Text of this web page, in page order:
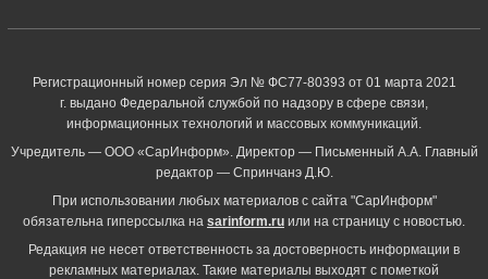
Регистрационный номер серия Эл № ФС77-80393 от 01 марта 2021
г. выдано Федеральной службой по надзору в сфере связи,
информационных технологий и массовых коммуникаций.
Учредитель — ООО «СарИнформ». Директор — Письменный А.А. Главный
редактор — Спринчанэ Д.Ю.
При использовании любых материалов с сайта "СарИнформ"
обязательна гиперссылка на sarinform.ru или на страницу с новостью.
Редакция не несет ответственность за достоверность информации в
рекламных материалах. Такие материалы выходят с пометкой